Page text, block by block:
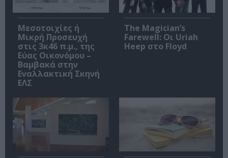
Μεσοτοιχίες ή
Μικρή Προσευχή
στις 3κ46 π.μ., της
Εύας Οικονόμου –
Βαμβακά στην
Εναλλακτική Σκηνή
ΕΛΣ
The Magician’s
Farewell: Οι Uriah
Heep στο Floyd